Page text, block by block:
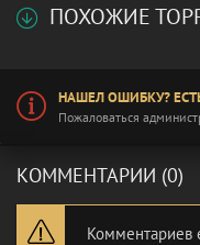
ПОХОЖИЕ
НАШЕЛ ОШИБКУ?
Пожаловаться
КОММЕНТАРИИ (0)
Комментариев